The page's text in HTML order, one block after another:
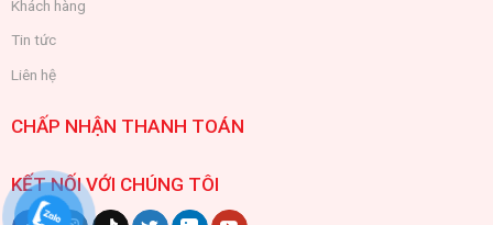
Khách hàng
Tin tức
Liên hệ
CHẤP NHẬN THANH TOÁN
KẾT NỐI VỚI CHÚNG TÔI